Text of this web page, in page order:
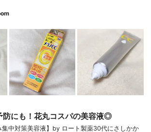
防にも！花丸コスパの美容液◎
集中対策美容液】by ロート製薬30代にさしかか